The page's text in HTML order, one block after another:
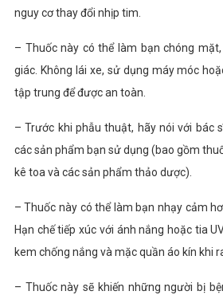
nguy cơ thay đổi nhịp tim.
– Thuốc này có thể làm bạn chóng
giác. Không lái xe, sử dụng máy móc
tập trung để được an toàn.
– Trước khi phẫu thuật, hãy nói với bác
các sản phẩm bạn sử dụng (bao gồm
kê toa và các sản phẩm thảo dược).
– Thuốc này có thể làm bạn nhạy cảm
Hạn chế tiếp xúc với ánh nắng hoặc tia
kem chống nắng và mặc quần áo kín khi
– Thuốc này sẽ khiến những người bị